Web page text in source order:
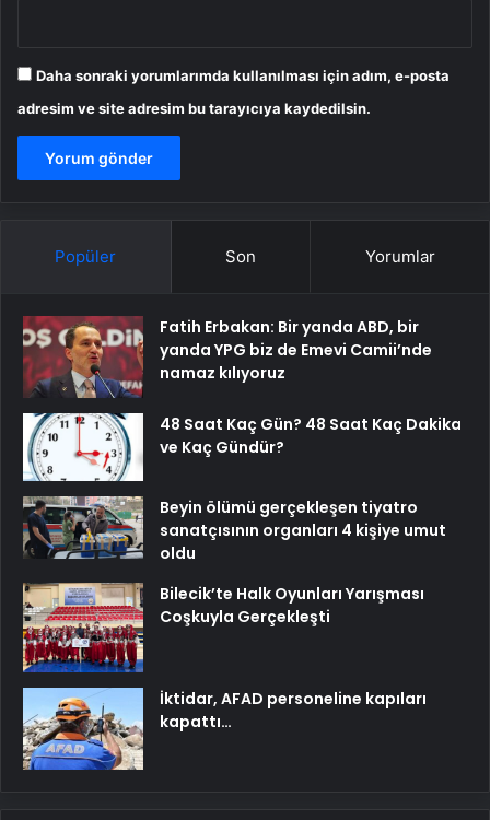
Daha sonraki yorumlarımda kullanılması için adım, e-posta
adresim ve site adresim bu tarayıcıya kaydedilsin.
Popüler Son Yorumlar
Fatih Erbakan: Bir yanda ABD, bir
yanda YPG biz de Emevi Camii’nde
namaz kılıyoruz
48 Saat Kaç Gün? 48 Saat Kaç Dakika
ve Kaç Gündür?
Beyin ölümü gerçekleşen tiyatro
sanatçısının organları 4 kişiye umut
oldu
Bilecik’te Halk Oyunları Yarışması
Coşkuyla Gerçekleşti
İktidar, AFAD personeline kapıları
kapattı…